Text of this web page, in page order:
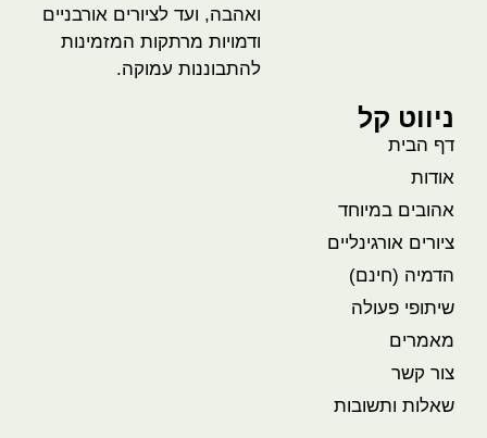
ואהבה, ועד לציורים אורבניים
ודמויות מרתקות המזמינות
להתבוננות עמוקה.
ניווט קל
דף הבית
אודות
אהובים במיוחד
ציורים אורגינליים
הדמיה (חינם)
שיתופי פעולה
מאמרים
צור קשר
שאלות ותשובות